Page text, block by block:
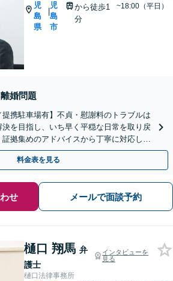
児
島
県
|
児
島
市
から徒歩1
分
~18:00（平日）
婚問題
提携駐車場有】不貞・慰謝料のトラブルは
を目指し、いち早く平穏な日常を取り戻
拠集めのアドバイスから丁寧に対応しま
約）】
料金表を見る
せ メールで面談予約
樋口 翔馬 弁
護士
インタビューを
見る
樋口法律事務所